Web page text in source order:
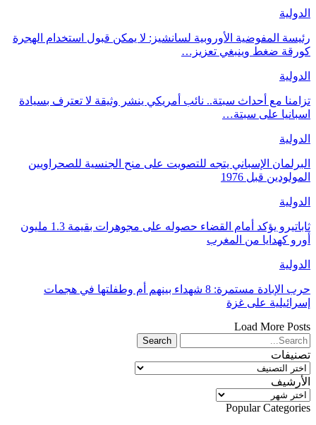
الدولية
رئيسة المفوضية الأوروبية لسانشيز: لا يمكن قبول استخدام الهجرة
كورقة ضغط وينبغي تعزيز…
الدولية
تزامنا مع أحداث سبتة.. نائب أمريكي ينشر وثيقة لا تعترف بسيادة
اسبانيا على سبتة…
الدولية
البرلمان الإسباني يتجه للتصويت على منح الجنسية للصحراويين
المولودين قبل 1976
الدولية
ثاباتيرو يؤكد أمام القضاء حصوله على مجوهرات بقيمة 1.3 مليون
أورو كهدايا من المغرب
الدولية
حرب الإبادة مستمرة: 8 شهداء بينهم أم وطفلتها في هجمات
إسرائيلية على غزة
Load More Posts
تصنيفات
تصنيفات
الأرشيف
الأرشيف
Popular Categories